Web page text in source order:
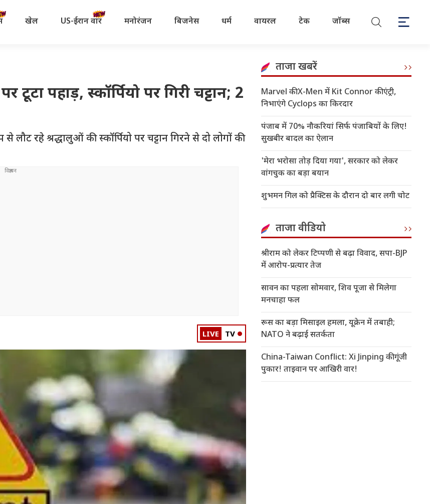
खेल US-ईरान वॉर मनोरंजन बिजनेस धर्म वायरल टेक जॉब्स
पहाड़, स्कॉर्पियो पर गिरी चट्टान; 2
रहे श्रद्धालुओं की स्कॉर्पियो पर चट्टान गिरने से दो लोगों की
LIVE TV
ताजा खबरें
Marvel की X-Men में Kit Connor की एंट्री,
निभाएंगे Cyclops का किरदार
पंजाब में 70% नौकरियां सिर्फ पंजाबियों के लिए!
सुखबीर बादल का ऐलान
'मेरा भरोसा तोड़ दिया गया', सरकार को लेकर
वांगचुक का बड़ा बयान
शुभमन गिल को प्रैक्टिस के दौरान दो बार लगी चोट
ताजा वीडियो
श्रीराम को लेकर टिप्पणी से बढ़ा विवाद, सपा-BJP
में आरोप-प्रत्यार तेज
सावन का पहला सोमवार, शिव पूजा से मिलेगा
मनचाहा फल
रूस का बड़ा मिसाइल हमला, यूक्रेन में तबाही;
NATO ने बढ़ाई सतर्कता
China-Taiwan Conflict: Xi Jinping की गूंजी
पुकार! ताइवान पर आखिरी वार!